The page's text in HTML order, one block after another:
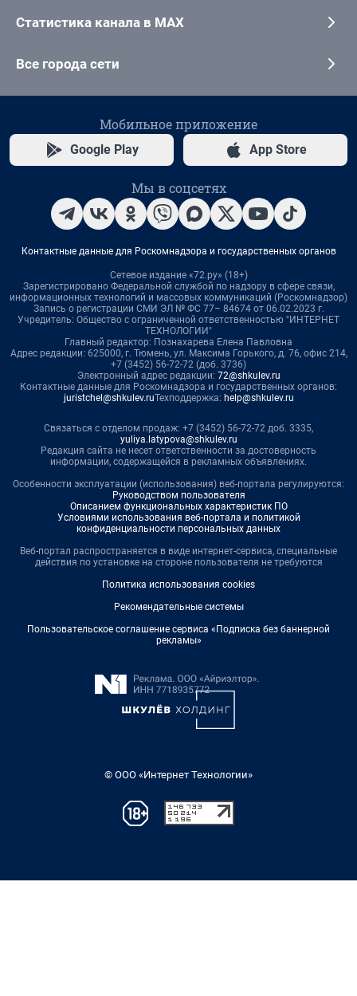
Статистика канала в MAX
Все города сети
Мобильное приложение
Google Play App Store
Мы в соцсетях
Контактные данные для Роскомнадзора и государственных органов
Сетевое издание «72.ру» (18+)
Зарегистрировано Федеральной службой по надзору в сфере связи,
информационных технологий и массовых коммуникаций (Роскомнадзор)
Запись о регистрации СМИ ЭЛ № ФС 77– 84674 от 06.02.2023 г.
Учредитель: Общество с ограниченной ответственностью "ИНТЕРНЕТ
ТЕХНОЛОГИИ"
Главный редактор: Познахарева Елена Павловна
Адрес редакции: 625000, г. Тюмень, ул. Максима Горького, д. 76, офис 214,
+7 (3452) 56-72-72 (доб. 3736)
Электронный адрес редакции: 72@shkulev.ru
Контактные данные для Роскомнадзора и государственных органов:
juristchel@shkulev.ruТехподдержка: help@shkulev.ru
Связаться с отделом продаж: +7 (3452) 56-72-72 доб. 3335,
yuliya.latypova@shkulev.ru
Редакция сайта не несет ответственности за достоверность
информации, содержащейся в рекламных объявлениях.
Особенности эксплуатации (использования) веб-портала регулируются:
Руководством пользователя
Описанием функциональных характеристик ПО
Условиями использования веб-портала и политикой
конфиденциальности персональных данных
Веб-портал распространяется в виде интернет-сервиса, специальные
действия по установке на стороне пользователя не требуются
Политика использования cookies
Рекомендательные системы
Пользовательское соглашение сервиса «Подписка без баннерной
рекламы»
© ООО «Интернет Технологии»